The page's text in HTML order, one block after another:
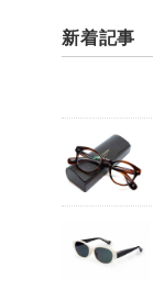
新着記事